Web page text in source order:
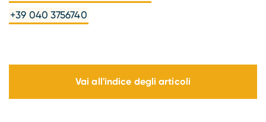
+39 040 3756740
Vai all'indice degli articoli